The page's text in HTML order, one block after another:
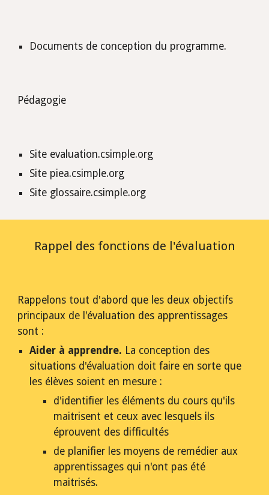
Documents de conception du programme.
Pédagogie
Site evaluation.csimple.org
Site piea.csimple.org
Site glossaire.csimple.org
Rappel des fonctions de l'évaluation
Rappelons tout d'abord que les deux objectifs
principaux de l'évaluation des apprentissages
sont :
Aider à apprendre. La conception des
situations d'évaluation doit faire en sorte que
les élèves soient en mesure :
d'identifier les éléments du cours qu'ils
maitrisent et ceux avec lesquels ils
éprouvent des difficultés
de planifier les moyens de remédier aux
apprentissages qui n'ont pas été
maitrisés.